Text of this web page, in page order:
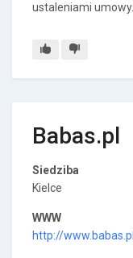
ustaleniami umowy.
Babas.pl
Siedziba
Kielce
WWW
http://www.babas.pl